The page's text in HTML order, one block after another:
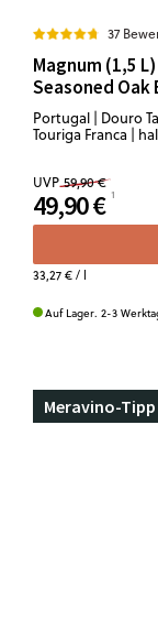
37
Magnum (1,5
Seasoned Oak
Portugal | Douro
Touriga Franca |
UVP 59,90 €
49,90 €
33,27 €/ l
Auf Lager. 2-3
Meravino-Tipp